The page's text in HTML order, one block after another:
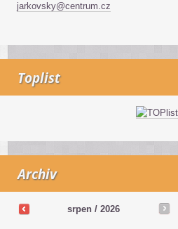
jarkovsky@centrum.cz
Toplist
Archiv
srpen / 2026